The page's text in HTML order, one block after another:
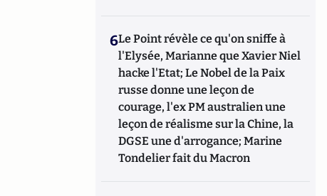
6Le Point révèle ce qu'on sniffe à
l'Elysée, Marianne que Xavier Niel
hacke l'Etat; Le Nobel de la Paix
russe donne une leçon de
courage, l'ex PM australien une
leçon de réalisme sur la Chine, la
DGSE une d'arrogance; Marine
Tondelier fait du Macron